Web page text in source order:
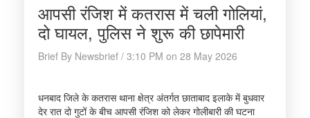
आपसी रंजिश में कतरास में चली गोलियां,
दो घायल, पुलिस ने शुरू की छापेमारी
Brief By Newsbrief / 3:10 PM on 28 May 2026
धनबाद जिले के कतरास थाना क्षेत्र अंतर्गत छाताबाद इलाके में बुधवार
देर रात दो गुटों के बीच आपसी रंजिश को लेकर गोलीबारी की घटना